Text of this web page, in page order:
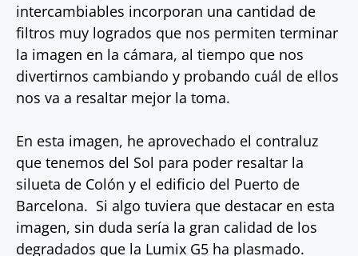
intercambiables incorporan una cantidad de
filtros muy logrados que nos permiten terminar
la imagen en la cámara, al tiempo que nos
divertirnos cambiando y probando cuál de ellos
nos va a resaltar mejor la toma.
En esta imagen, he aprovechado el contraluz
que tenemos del Sol para poder resaltar la
silueta de Colón y el edificio del Puerto de
Barcelona. Si algo tuviera que destacar en esta
imagen, sin duda sería la gran calidad de los
degradados que la Lumix G5 ha plasmado.